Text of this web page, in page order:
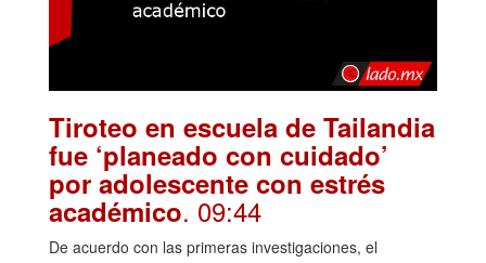
Tiroteo en escuela de Tailandia
fue ‘planeado con cuidado’
por adolescente con estrés
académico. 09:44
De acuerdo con las primeras investigaciones, el